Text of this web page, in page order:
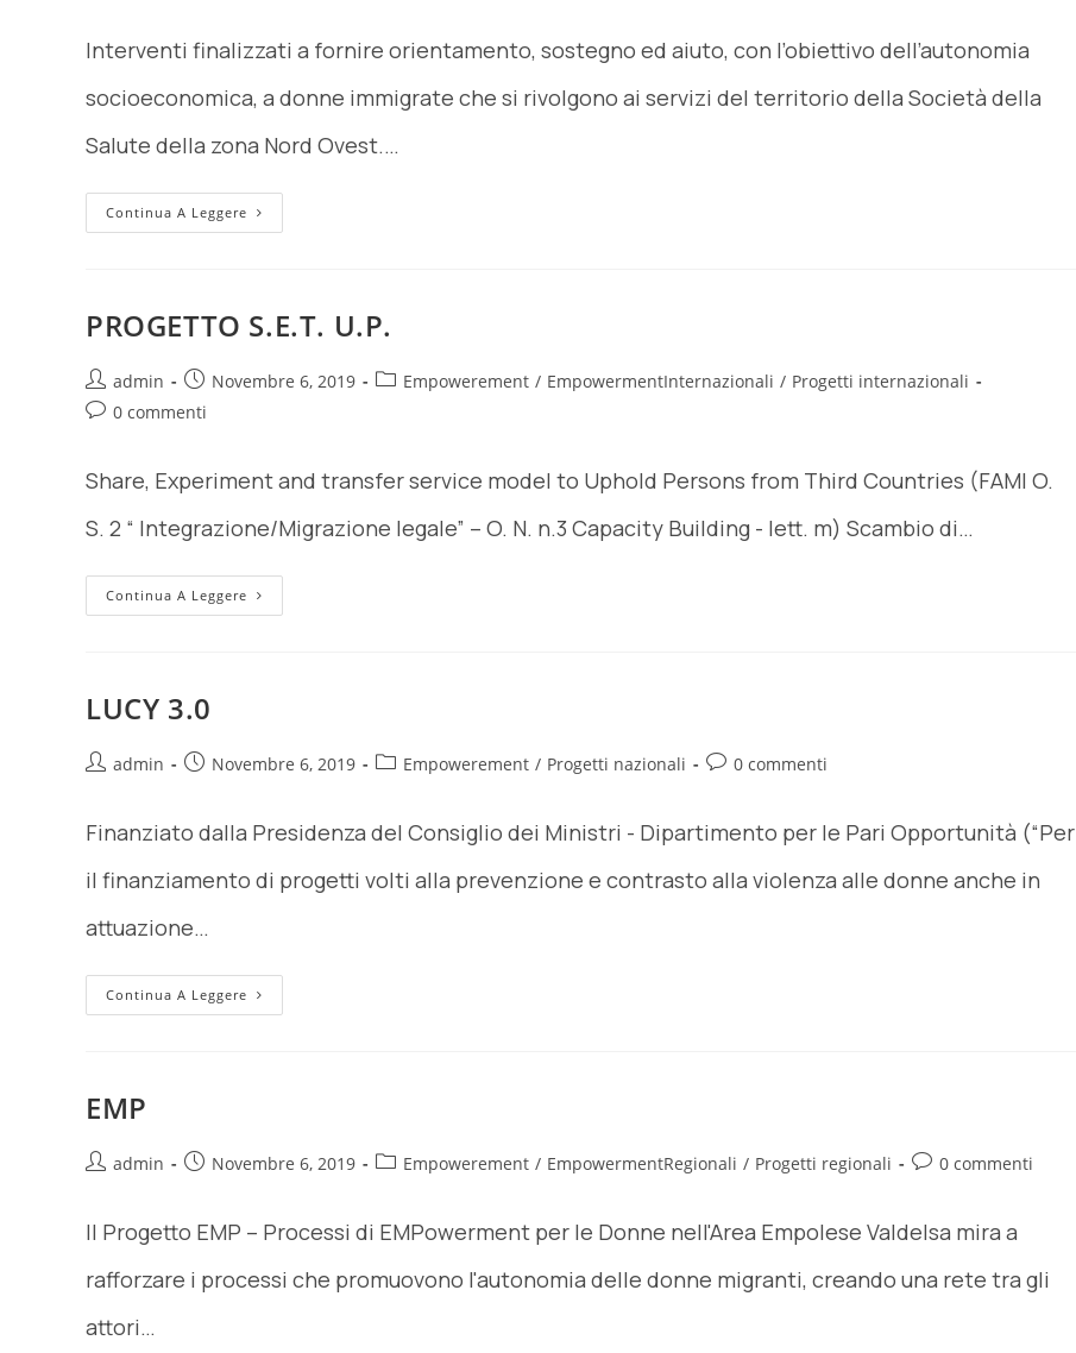
Interventi finalizzati a fornire orientamento, sostegno ed aiuto, con l’obiettivo dell’autonomia
socioeconomica, a donne immigrate che si rivolgono ai servizi del territorio della Società della
Salute della zona Nord Ovest.…
Continua A Leggere
PROGETTO S.E.T. U.P.
admin Novembre 6, 2019 Empowerement / EmpowermentInternazionali / Progetti internazionali
0 commenti
Share, Experiment and transfer service model to Uphold Persons from Third Countries (FAMI O.
S. 2 “ Integrazione/Migrazione legale” – O. N. n.3 Capacity Building - lett. m) Scambio di…
Continua A Leggere
LUCY 3.0
admin Novembre 6, 2019 Empowerement / Progetti nazionali 0 commenti
Finanziato dalla Presidenza del Consiglio dei Ministri - Dipartimento per le Pari Opportunità (“Per
il finanziamento di progetti volti alla prevenzione e contrasto alla violenza alle donne anche in
attuazione…
Continua A Leggere
EMP
admin Novembre 6, 2019 Empowerement / EmpowermentRegionali / Progetti regionali 0 commenti
Il Progetto EMP – Processi di EMPowerment per le Donne nell'Area Empolese Valdelsa mira a
rafforzare i processi che promuovono l'autonomia delle donne migranti, creando una rete tra gli
attori…